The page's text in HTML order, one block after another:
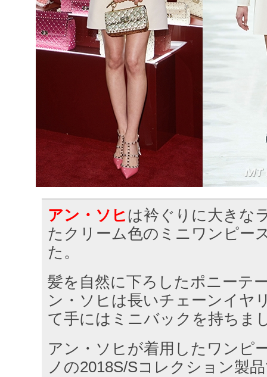
アン・ソヒは衿ぐりに大きな
たクリーム色のミニワンピー
た。
髪を自然に下ろしたポニーテ
ン・ソヒは長いチェーンイヤ
て手にはミニバックを持ちま
アン・ソヒが着用したワンピ
ノの2018S/Sコレクション製